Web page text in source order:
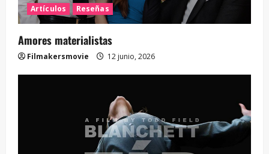
Artículos Reseñas
Amores materialistas
Filmakersmovie 12 junio, 2026